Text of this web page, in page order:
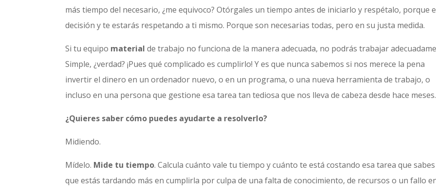
más tiempo del necesario, ¿me equivoco? Otórgales un tiempo antes de iniciarlo y respétalo, porque
decisión y te estarás respetando a ti mismo. Porque son necesarias todas, pero en su justa medida.
Si tu equipo materialde trabajo no funciona de la manera adecuada, no podrás trabajar
Simple, ¿verdad? ¡Pues qué complicado es cumplirlo! Y es que nunca sabemos si nos merece la pena
invertir el dinero en un ordenador nuevo, o en un programa, o una nueva herramienta de trabajo, o
incluso en una persona que gestione esa tarea tan tediosa que nos lleva de cabeza desde hace meses.
¿Quieres saber cómo puedes ayudarte a resolverlo?
Midiendo.
Mídelo. Mide tu tiempo. Calcula cuánto vale tu tiempo y cuánto te está costando esa tarea que sabes
que estás tardando más en cumplirla por culpa de una falta de conocimiento, de recursos o un fallo